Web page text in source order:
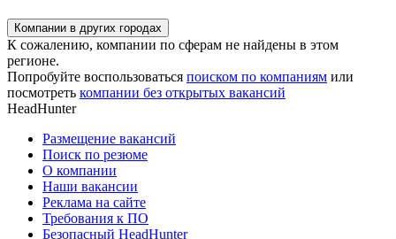
Компании в других городах
К сожалению, компании по сферам не найдены в этом
регионе.
Попробуйте воспользоваться поиском по компаниям или
посмотреть компании без открытых вакансий
HeadHunter
Размещение вакансий
Поиск по резюме
О компании
Наши вакансии
Реклама на сайте
Требования к ПО
Безопасный HeadHunter